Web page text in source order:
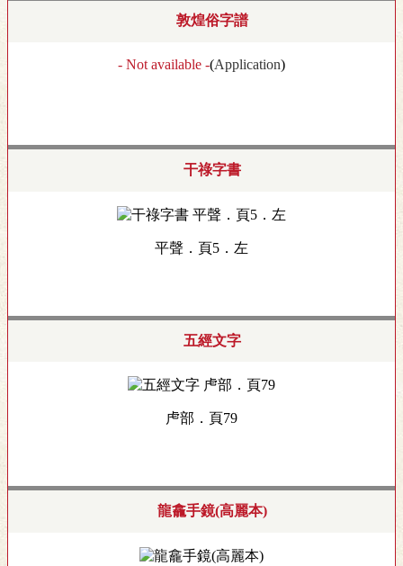
敦煌俗字譜
- Not available -(Application)
干祿字書
平聲．頁5．左
五經文字
虍部．頁79
龍龕手鏡(高麗本)